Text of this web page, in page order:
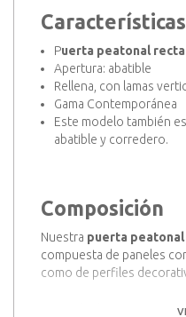
Puerta peatonal recta
Apertura: abatible
Rellena, con lamas
Gama Contemporánea
Este modelo también
abatible y corredero.
Composición
Nuestra puerta peatonal
compuesta de paneles
como de perfiles